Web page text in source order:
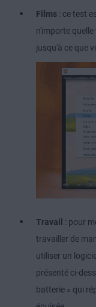
Films : ce test
n'importe
jusqu'à ce que
Travail : pour
travailler de
utiliser un
présenté ci-
batterie » qui